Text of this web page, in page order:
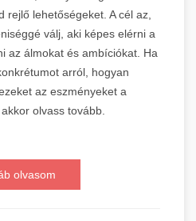
rejlő lehetőségeket. A cél az,
válj, aki képes elérni a
az álmokat és ambíciókat. Ha
arról, hogyan
az eszményeket a
olvass tovább.
olvasom